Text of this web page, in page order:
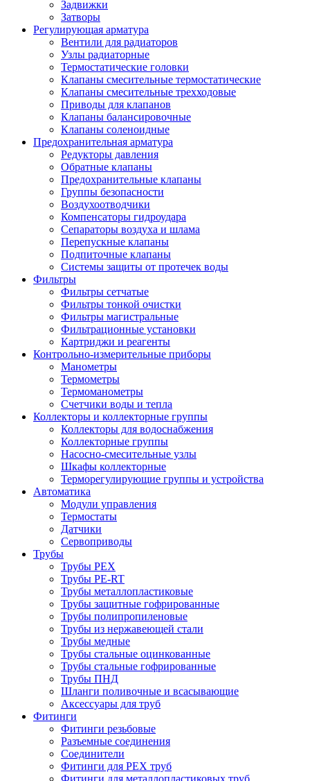
Задвижки
Затворы
Регулирующая арматура
Вентили для радиаторов
Узлы радиаторные
Термостатические головки
Клапаны смесительные термостатические
Клапаны смесительные трехходовые
Приводы для клапанов
Клапаны балансировочные
Клапаны соленоидные
Предохранительная арматура
Редукторы давления
Обратные клапаны
Предохранительные клапаны
Группы безопасности
Воздухоотводчики
Компенсаторы гидроудара
Сепараторы воздуха и шлама
Перепускные клапаны
Подпиточные клапаны
Системы защиты от протечек воды
Фильтры
Фильтры сетчатые
Фильтры тонкой очистки
Фильтры магистральные
Фильтрационные установки
Картриджи и реагенты
Контрольно-измерительные приборы
Манометры
Термометры
Термоманометры
Счетчики воды и тепла
Коллекторы и коллекторные группы
Коллекторы для водоснабжения
Коллекторные группы
Насосно-смесительные узлы
Шкафы коллекторные
Терморегулирующие группы и устройства
Автоматика
Модули управления
Термостаты
Датчики
Сервоприводы
Трубы
Трубы PEX
Трубы PE-RT
Трубы металлопластиковые
Трубы защитные гофрированные
Трубы полипропиленовые
Трубы из нержавеющей стали
Трубы медные
Трубы стальные оцинкованные
Трубы стальные гофрированные
Трубы ПНД
Шланги поливочные и всасывающие
Аксессуары для труб
Фитинги
Фитинги резьбовые
Разъемные соединения
Соединители
Фитинги для PEX труб
Фитинги для металлопластиковых труб